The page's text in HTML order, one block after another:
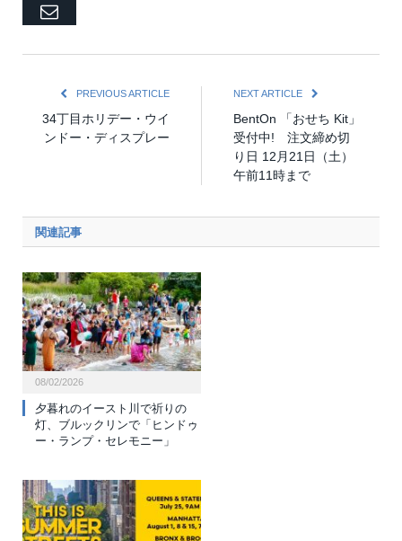
Email
PREVIOUS ARTICLE
34丁目ホリデー・ウイ
ンドー・ディスプレー
NEXT ARTICLE
BentOn 「おせち Kit」
受付中! 注文締め切
り日 12月21日（土）
午前11時まで
関連記事
08/02/2026
夕暮れのイースト川で祈りの
灯、ブルックリンで「ヒンドゥ
ー・ランプ・セレモニー」